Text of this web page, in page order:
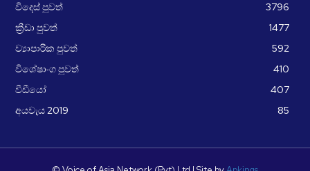
විදෙස් පුවත්
3796
ක්‍රීඩා පුවත්
1477
ව්‍යාපාරික පුවත්
592
විශේෂාංග පුවත්
410
වීඩීයෝ
407
අයවැය 2019
85